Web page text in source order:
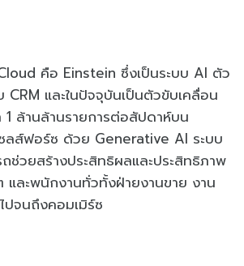
คือ Einstein ซึ่งเป็นระบบ AI ตัว
CRM และในปัจจุบันเป็นตัวขับเคลื่อน
ล้านล้านรายการต่อสัปดาห์บน
ลส์ฟอร์ซ ด้วย Generative AI ระบบ
ช่วยสร้างประสิทธิผลและประสิทธิภาพ
และพนักงานทั่วทั้งฝ่ายงานขาย งาน
ปจนถึงคอมเมิร์ซ